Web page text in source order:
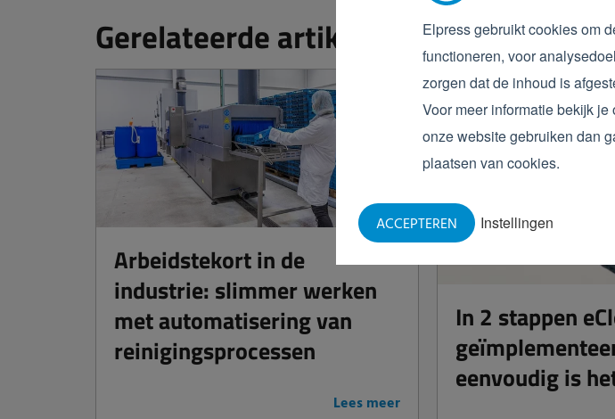
Elpress gebruikt cookies om
functioneren, voor
zorgen dat de inhoud is
Voor meer informatie bekijk je
onze website gebruiken dan
plaatsen van cookies.
Instellingen
ACCEPTEREN
Gerelateerde artikelen
Arbeidstekort in de
industrie: slimmer werken
met automatisering van
reinigingsprocessen
Lees meer
In 2 stappen
eenvoudig is